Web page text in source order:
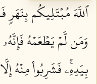
ٱللَّهَ مُبۡتَلِيكُم
وَمَن لَّمۡ يَطۡعَمۡهُ
بِيَدِهِۦۚ فَشَرِبُواْ مِنۡهُ